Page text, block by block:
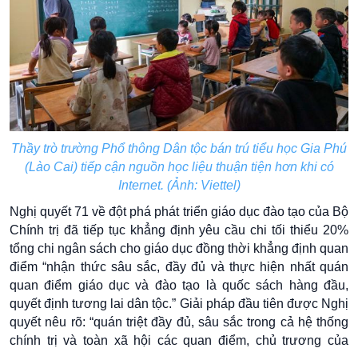
Thầy trò trường Phổ thông Dân tộc bán trú tiểu học Gia Phú
(Lào Cai) tiếp cận nguồn học liệu thuận tiện hơn khi có
Internet. (Ảnh: Viettel)
Nghị quyết 71 về đột phá phát triển giáo dục đào tạo của Bộ
Chính trị đã tiếp tục khẳng định yêu cầu chi tối thiểu 20%
tổng chi ngân sách cho giáo dục đồng thời khẳng định quan
điểm “nhận thức sâu sắc, đầy đủ và thực hiện nhất quán
quan điểm giáo dục và đào tạo là quốc sách hàng đầu,
quyết định tương lai dân tộc.” Giải pháp đầu tiên được Nghị
quyết nêu rõ: “quán triệt đầy đủ, sâu sắc trong cả hệ thống
chính trị và toàn xã hội các quan điểm, chủ trương của